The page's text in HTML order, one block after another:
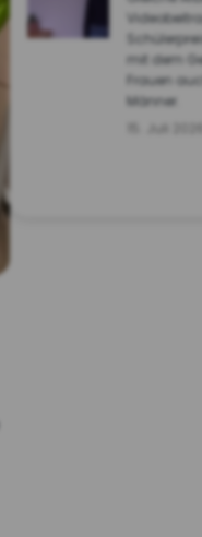
mit dem
Frauen
Männer.